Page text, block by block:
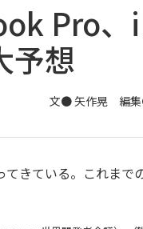
Pro、
予想
文●矢作晃 編
きている。これま